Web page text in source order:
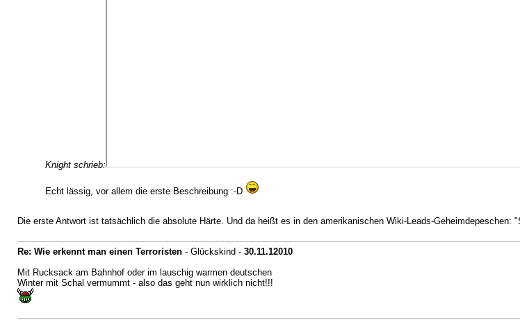
Knight schrieb:
Echt lässig, vor allem die erste Beschreibung :-D
Die erste Antwort ist tatsächlich die absolute Härte. Und da heißt es in den amerikanischen Wiki-Leads-
Re: Wie erkennt man einen Terroristen- Glückskind - 30.11.12010
Mit Rucksack am Bahnhof oder im lauschig warmen deutschen
Winter mit Schal vermummt - also das geht nun wirklich nicht!!!